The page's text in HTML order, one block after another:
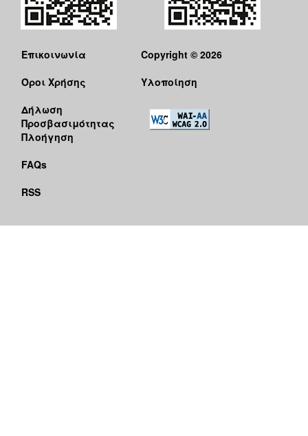
Επικοινωνία
Όροι Χρήσης
Δήλωση
Προσβασιμότητας
Πλοήγηση
FAQs
RSS
Copyright © 2026
Υλοποίηση